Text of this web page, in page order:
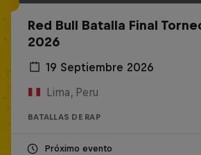
Red Bull Batalla Final
2026
19 Septiembre 2026
Lima, Peru
BATALLAS DE RAP
Próximo evento